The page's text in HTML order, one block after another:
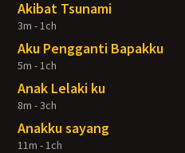
Akibat Tsunami
3m - 1ch
Aku Pengganti Bapakku
5m - 1ch
Anak Lelaki ku
8m - 3ch
Anakku sayang
11m - 1ch